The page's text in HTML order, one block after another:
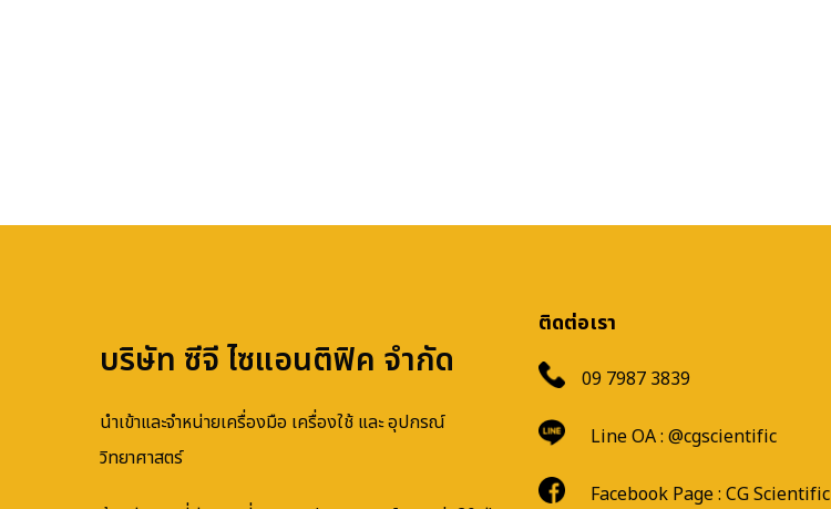
บริษัท ซีจี ไซแอนติฟิค จำกัด
นำเข้าและจำหน่ายเครื่องมือ เครื่องใช้ และ อุปกรณ์
วิทยาศาสตร์
ติดต่อเรา
09 7987 3839
Line OA : @cgscientific
Facebook Page : CG Scientific